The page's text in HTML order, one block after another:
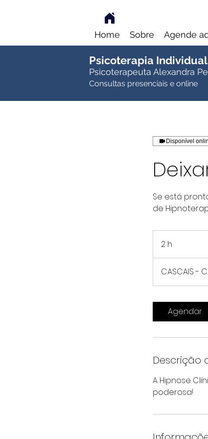
Home Sobre Agende
Psicoterapia
Psicoterapeuta Alexandra
Consultas presenciais e online
Disponível
Se está
de
2 h
h
CASCAIS -
Agendar
Descrição
A Hipnose
poderosa!